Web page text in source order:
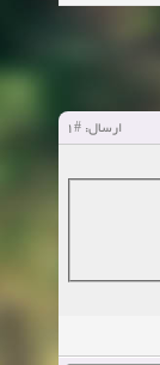
ارسال: #1